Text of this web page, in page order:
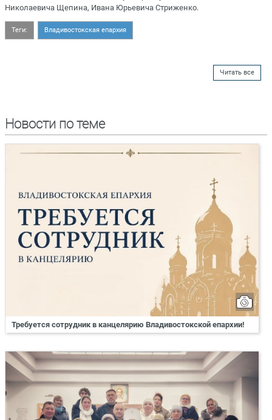
Николаевича Щепина, Ивана Юрьевича Стриженко.
Теги: Владивостокская епархия
Читать все
Новости по теме
Требуется сотрудник в канцелярию Владивостокской епархии!